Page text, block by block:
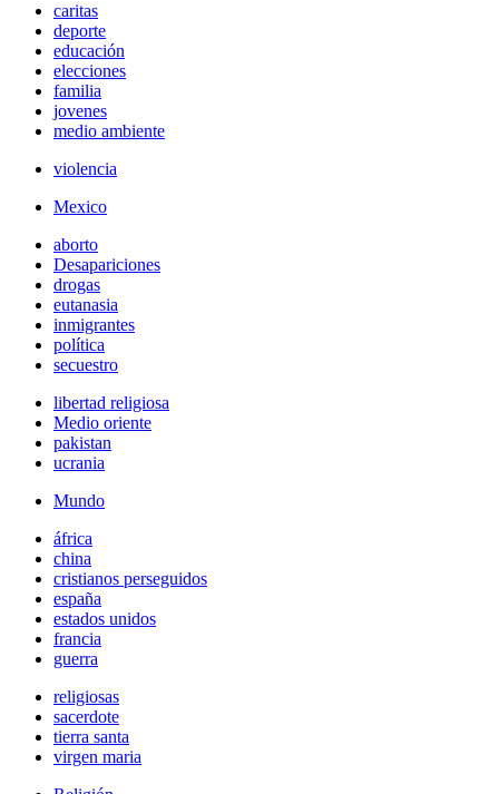
caritas
deporte
educación
elecciones
familia
jovenes
medio ambiente
violencia
Mexico
aborto
Desapariciones
drogas
eutanasia
inmigrantes
política
secuestro
libertad religiosa
Medio oriente
pakistan
ucrania
Mundo
áfrica
china
cristianos perseguidos
españa
estados unidos
francia
guerra
religiosas
sacerdote
tierra santa
virgen maria